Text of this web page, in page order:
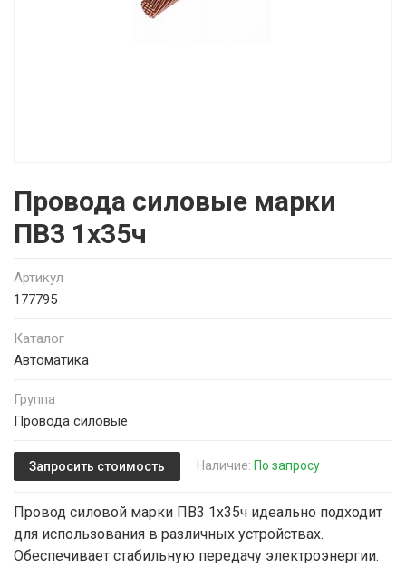
Провода силовые марки
ПВ3 1х35ч
Артикул
177795
Каталог
Автоматика
Группа
Провода силовые
Запросить стоимость Наличие: По запросу
Провод силовой марки ПВ3 1х35ч идеально подходит
для использования в различных устройствах.
Обеспечивает стабильную передачу электроэнергии.